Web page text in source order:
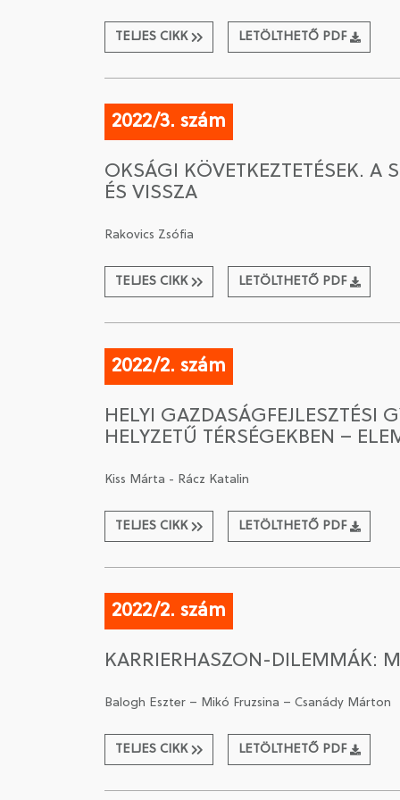
TELJES CIKK LETÖLTHETŐ PDF
2022/3. szám
OKSÁGI KÖVETKEZTETÉSEK. A
ÉS VISSZA
Rakovics Zsófia
TELJES CIKK LETÖLTHETŐ PDF
2022/2. szám
HELYI GAZDASÁGFEJLESZTÉSI
HELYZETŰ TÉRSÉGEKBEN –
Kiss Márta - Rácz Katalin
TELJES CIKK LETÖLTHETŐ PDF
2022/2. szám
KARRIERHASZON-DILEMMÁK:
Balogh Eszter – Mikó Fruzsina – Csanády Márton
TELJES CIKK LETÖLTHETŐ PDF